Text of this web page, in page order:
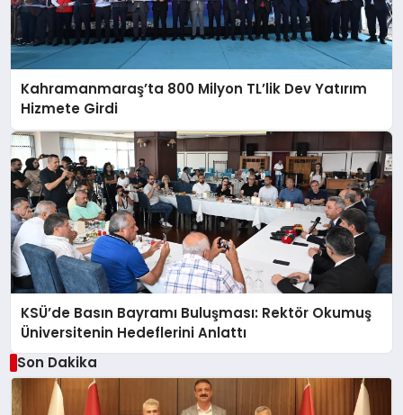
Kahramanmaraş’ta 800 Milyon TL’lik Dev Yatırım
Hizmete Girdi
KSÜ’de Basın Bayramı Buluşması: Rektör Okumuş
Üniversitenin Hedeflerini Anlattı
Son Dakika